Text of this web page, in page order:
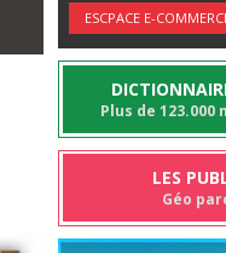
ESCPACE E-
Plus de
LES
Géo